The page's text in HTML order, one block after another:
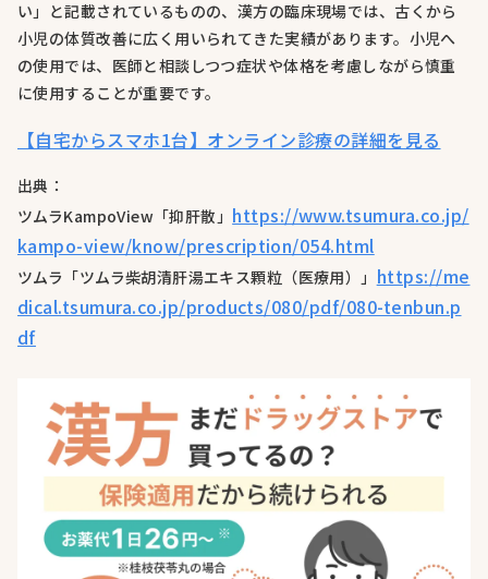
い」と記載されているものの、漢方の臨床現場では、古くから
小児の体質改善に広く用いられてきた実績があります。小児へ
の使用では、医師と相談しつつ症状や体格を考慮しながら慎重
に使用することが重要です。
【自宅からスマホ1台】オンライン診療の詳細を見る
出典：
ツムラKampoView「抑肝散」 https://www.tsumura.co.jp/
kampo-view/know/prescription/054.html
ツムラ「ツムラ柴胡清肝湯エキス顆粒（医療用）」 https://me
dical.tsumura.co.jp/products/080/pdf/080-tenbun.p
df